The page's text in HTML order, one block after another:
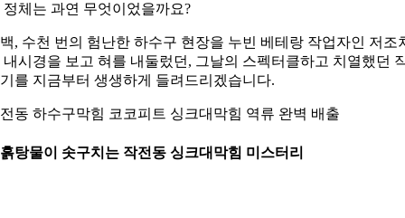
정체는 과연 무엇이었을까요?
, 수천 번의 험난한 하수구 현장을 누빈 베테랑 작업자인 저조
내시경을 보고 혀를 내둘렀던, 그날의 스펙터클하고 치열했던
를 지금부터 생생하게 들려드리겠습니다.
동 하수구막힘 코코피트 싱크대막힘 역류 완벽 배출
탕물이 솟구치는 작전동 싱크대막힘 미스터리